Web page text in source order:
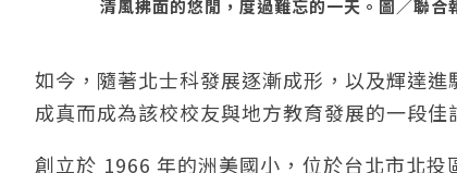
清風拂面的悠閒，度過難忘的一天。圖／聯
如今，隨著北士科發展逐漸成形，以及輝達
成真而成為該校校友與地方教育發展的一段佳
創立於 1966 年的洲美國小，位於台北市北